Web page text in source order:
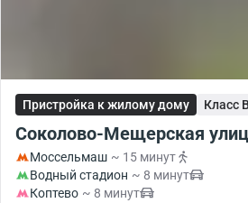
Пристройка к жилому дому Класс B
Соколово-Мещерская
Моссельмаш ~ 15 минут
Водный стадион ~ 8 минут
Коптево ~ 8 минут